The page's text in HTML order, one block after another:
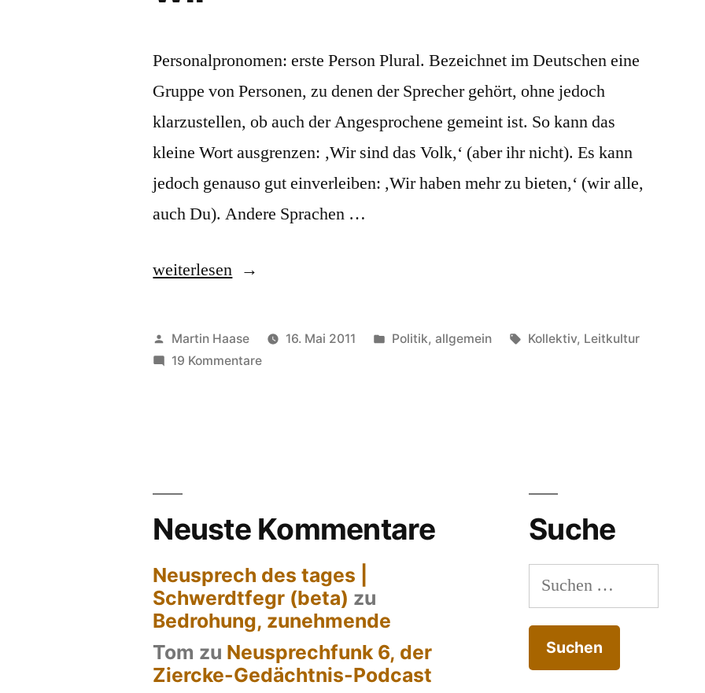
Personalpronomen: erste Person Plural. Bezeichnet im Deutschen eine
Gruppe von Personen, zu denen der Sprecher gehört, ohne jedoch
klarzustellen, ob auch der Angesprochene gemeint ist. So kann das
kleine Wort ausgrenzen: ‚Wir sind das Volk,‘ (aber ihr nicht). Es kann
jedoch genauso gut einverleiben: ,Wir haben mehr zu bieten,‘ (wir alle,
auch Du). Andere Sprachen …
„wir“
weiterlesen
Veröffentlicht
von
Martin Haase 16. Mai 2011
Veröffentlicht
Politik, allgemein Schlagwörter:
Kollektiv, Leitkultur
19 Kommentarezu
Neuste Kommentare
Neusprech des tages |
Schwerdtfegr (beta) zu
Bedrohung, zunehmende
Tom zu Neusprechfunk 6, der
Ziercke-Gedächtnis-Podcast
Suche
Suchen
nach: